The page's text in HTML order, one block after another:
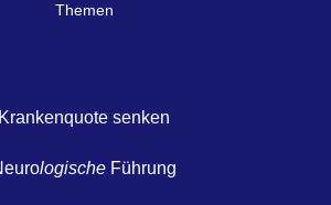
Themen
Krankenquote senken
logische Führung